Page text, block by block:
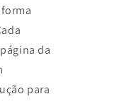
da
para